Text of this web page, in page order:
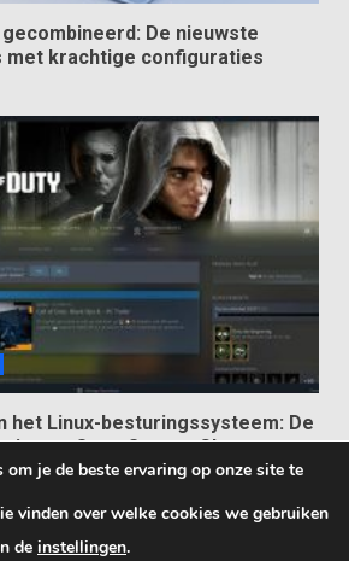
De nieuwste
met krachtige configuraties
het Linux-besturingssysteem: De
van Open Source Charme en
je de beste ervaring op onze site te
vinden over welke cookies we gebruiken
de instellingen.